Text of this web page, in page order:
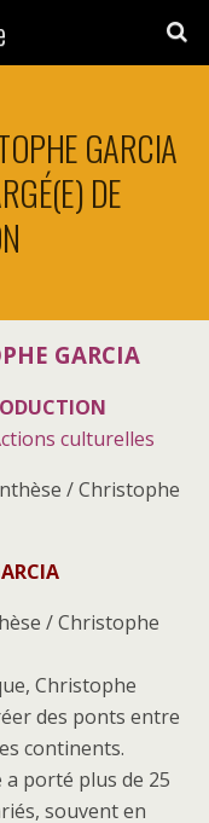
GARCIA
DE
GARCIA
culturelles
/ Christophe
/ Christophe
Christophe
des ponts entre
continents.
porté plus de 25
souvent en